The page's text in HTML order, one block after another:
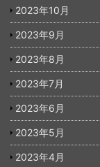
2023年10月
2023年9月
2023年8月
2023年7月
2023年6月
2023年5月
2023年4月